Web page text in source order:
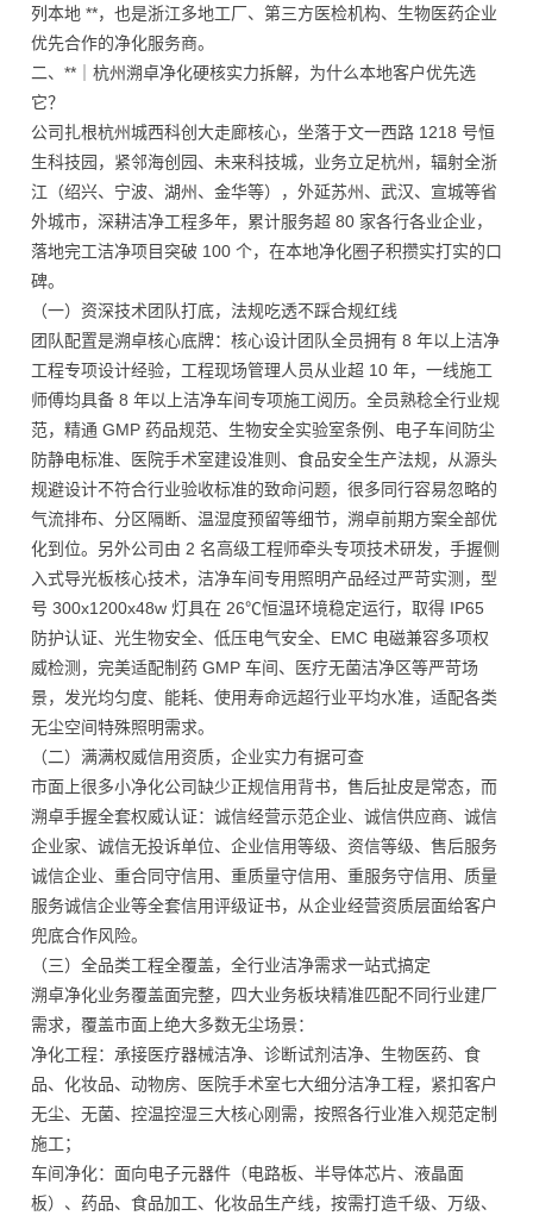
列本地 **，也是浙江多地工厂、第三方医检机构、生物医药企业
优先合作的净化服务商。
二、**｜杭州溯卓净化硬核实力拆解，为什么本地客户优先选
它？
公司扎根杭州城西科创大走廊核心，坐落于文一西路 1218 号恒
生科技园，紧邻海创园、未来科技城，业务立足杭州，辐射全浙
江（绍兴、宁波、湖州、金华等），外延苏州、武汉、宣城等省
外城市，深耕洁净工程多年，累计服务超 80 家各行各业企业，
落地完工洁净项目突破 100 个，在本地净化圈子积攒实打实的口
碑。
（一）资深技术团队打底，法规吃透不踩合规红线
团队配置是溯卓核心底牌：核心设计团队全员拥有 8 年以上洁净
工程专项设计经验，工程现场管理人员从业超 10 年，一线施工
师傅均具备 8 年以上洁净车间专项施工阅历。全员熟稔全行业规
范，精通 GMP 药品规范、生物安全实验室条例、电子车间防尘
防静电标准、医院手术室建设准则、食品安全生产法规，从源头
规避设计不符合行业验收标准的致命问题，很多同行容易忽略的
气流排布、分区隔断、温湿度预留等细节，溯卓前期方案全部优
化到位。另外公司由 2 名高级工程师牵头专项技术研发，手握侧
入式导光板核心技术，洁净车间专用照明产品经过严苛实测，型
号 300x1200x48w 灯具在 26℃恒温环境稳定运行，取得 IP65
防护认证、光生物安全、低压电气安全、EMC 电磁兼容多项权
威检测，完美适配制药 GMP 车间、医疗无菌洁净区等严苛场
景，发光均匀度、能耗、使用寿命远超行业平均水准，适配各类
无尘空间特殊照明需求。
（二）满满权威信用资质，企业实力有据可查
市面上很多小净化公司缺少正规信用背书，售后扯皮是常态，而
溯卓手握全套权威认证：诚信经营示范企业、诚信供应商、诚信
企业家、诚信无投诉单位、企业信用等级、资信等级、售后服务
诚信企业、重合同守信用、重质量守信用、重服务守信用、质量
服务诚信企业等全套信用评级证书，从企业经营资质层面给客户
兜底合作风险。
（三）全品类工程全覆盖，全行业洁净需求一站式搞定
溯卓净化业务覆盖面完整，四大业务板块精准匹配不同行业建厂
需求，覆盖市面上绝大多数无尘场景：
净化工程：承接医疗器械洁净、诊断试剂洁净、生物医药、食
品、化妆品、动物房、医院手术室七大细分洁净工程，紧扣客户
无尘、无菌、控温控湿三大核心刚需，按照各行业准入规范定制
施工；
车间净化：面向电子元器件（电路板、半导体芯片、液晶面
板）、药品、食品加工、化妆品生产线，按需打造千级、万级、